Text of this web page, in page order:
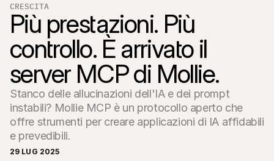
Tap to Pay su iPhone
Accettate pagamenti contactless
Inizia ora
online
Pagamenti di
Accetta pagamenti
dispositivi
Checkout
Offri un checkout
la conversione
Pagamenti
Raccogli pagamenti
abbonamenti
CRESCITA
Più prestazioni. Più
controllo. È arrivato il
server MCP di Mollie.
Stanco delle allucinazioni dell'IA e dei prompt
instabili? Mollie MCP è un protocollo aperto che
offre strumenti per creare applicazioni di IA affidabili
29 LUG 2025